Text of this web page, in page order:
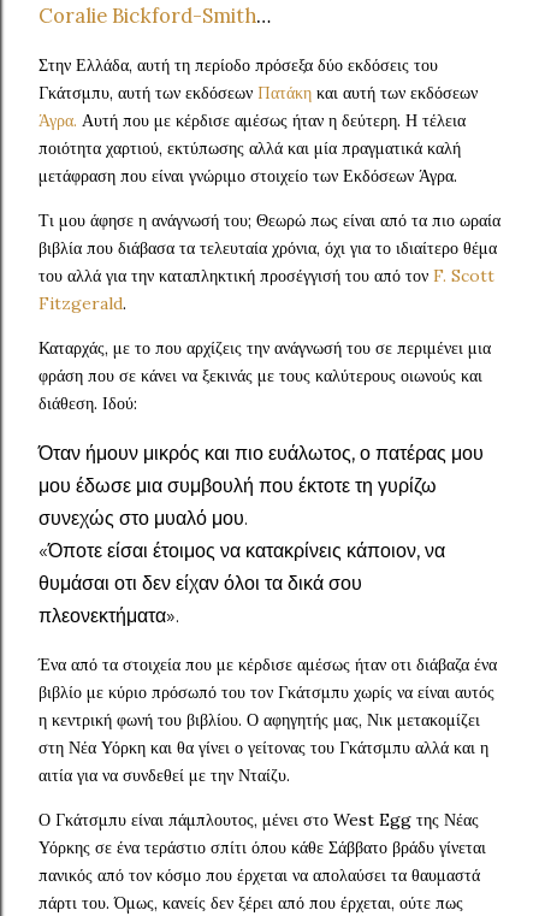
Coralie Bickford-Smith…
Στην Ελλάδα, αυτή τη περίοδο πρόσεξα δύο εκδόσεις του
Γκάτσμπυ, αυτή των εκδόσεων Πατάκη και αυτή των εκδόσεων
Άγρα. Αυτή που με κέρδισε αμέσως ήταν η δεύτερη. Η τέλεια
ποιότητα χαρτιού, εκτύπωσης αλλά και μία πραγματικά καλή
μετάφραση που είναι γνώριμο στοιχείο των Εκδόσεων Άγρα.
Τι μου άφησε η ανάγνωσή του; Θεωρώ πως είναι από τα πιο ωραία
βιβλία που διάβασα τα τελευταία χρόνια, όχι για το ιδιαίτερο θέμα
του αλλά για την καταπληκτική προσέγγισή του από τον F. Scott
Fitzgerald.
Καταρχάς, με το που αρχίζεις την ανάγνωσή του σε περιμένει μια
φράση που σε κάνει να ξεκινάς με τους καλύτερους οιωνούς και
διάθεση. Ιδού:
Όταν ήμουν μικρός και πιο ευάλωτος, ο πατέρας μου
μου έδωσε μια συμβουλή που έκτοτε τη γυρίζω
συνεχώς στο μυαλό μου.
«Όποτε είσαι έτοιμος να κατακρίνεις κάποιον, να
θυμάσαι οτι δεν είχαν όλοι τα δικά σου
πλεονεκτήματα».
Ένα από τα στοιχεία που με κέρδισε αμέσως ήταν οτι διάβαζα ένα
βιβλίο με κύριο πρόσωπό του τον Γκάτσμπυ χωρίς να είναι αυτός
η κεντρική φωνή του βιβλίου. Ο αφηγητής μας, Νικ μετακομίζει
στη Νέα Υόρκη και θα γίνει ο γείτονας του Γκάτσμπυ αλλά και η
αιτία για να συνδεθεί με την Νταίζυ.
Ο Γκάτσμπυ είναι πάμπλουτος, μένει στο West Egg της Νέας
Υόρκης σε ένα τεράστιο σπίτι όπου κάθε Σάββατο βράδυ γίνεται
πανικός από τον κόσμο που έρχεται να απολαύσει τα θαυμαστά
πάρτι του. Όμως, κανείς δεν ξέρει από που έρχεται, ούτε πως